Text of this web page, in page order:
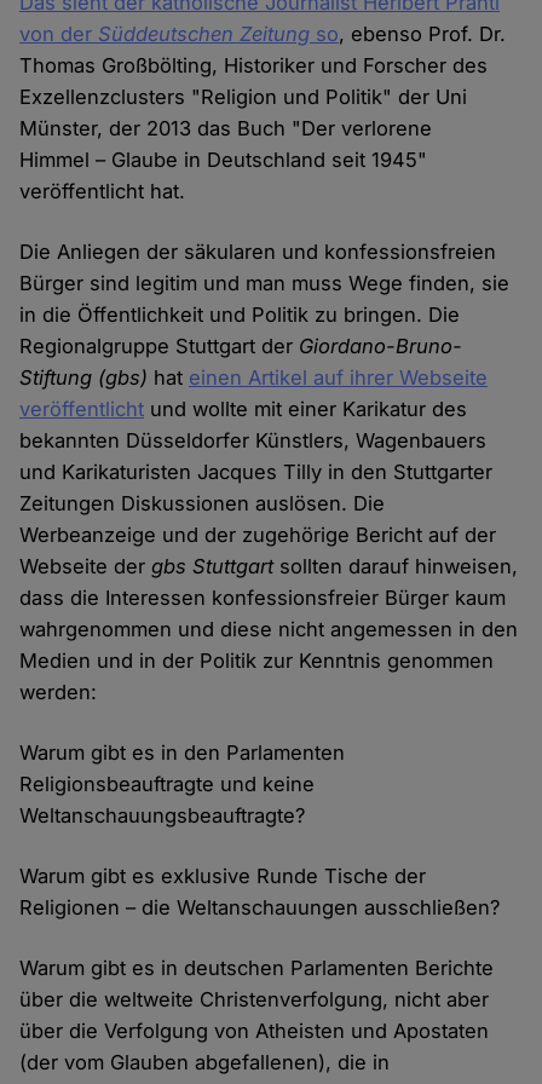
von der Süddeutschen Zeitung so, ebenso Prof. Dr.
Thomas Großbölting, Historiker und Forscher des
Exzellenzclusters "Religion und Politik" der Uni
Münster, der 2013 das Buch "Der verlorene
Himmel – Glaube in Deutschland seit 1945"
veröffentlicht hat.
Die Anliegen der säkularen und konfessionsfreien
Bürger sind legitim und man muss Wege finden, sie
in die Öffentlichkeit und Politik zu bringen. Die
Regionalgruppe Stuttgart der Giordano-Bruno-
Stiftung (gbs) hat einen Artikel auf ihrer Webseite
veröffentlicht und wollte mit einer Karikatur des
bekannten Düsseldorfer Künstlers, Wagenbauers
und Karikaturisten Jacques Tilly in den Stuttgarter
Zeitungen Diskussionen auslösen. Die
Werbeanzeige und der zugehörige Bericht auf der
Webseite dergbs Stuttgartsollten darauf hinweisen,
dass die Interessen konfessionsfreier Bürger kaum
wahrgenommen und diese nicht angemessen in den
Medien und in der Politik zur Kenntnis genommen
werden:
Warum gibt es in den Parlamenten
Religionsbeauftragte und keine
Weltanschauungsbeauftragte?
Warum gibt es exklusive Runde Tische der
Religionen – die Weltanschauungen ausschließen?
Warum gibt es in deutschen Parlamenten Berichte
über die weltweite Christenverfolgung, nicht aber
über die Verfolgung von Atheisten und Apostaten
(der vom Glauben abgefallenen), die in